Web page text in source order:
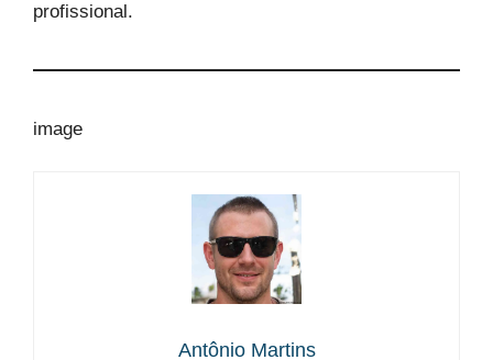
profissional.
image
Antônio Martins